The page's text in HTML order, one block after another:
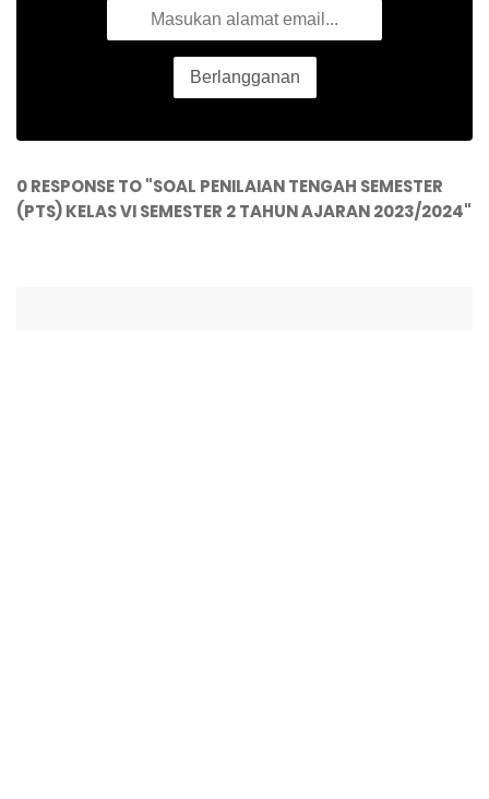
0 RESPONSE TO "SOAL PENILAIAN TENGAH SEMESTER
(PTS) KELAS VI SEMESTER 2 TAHUN AJARAN 2023/2024"